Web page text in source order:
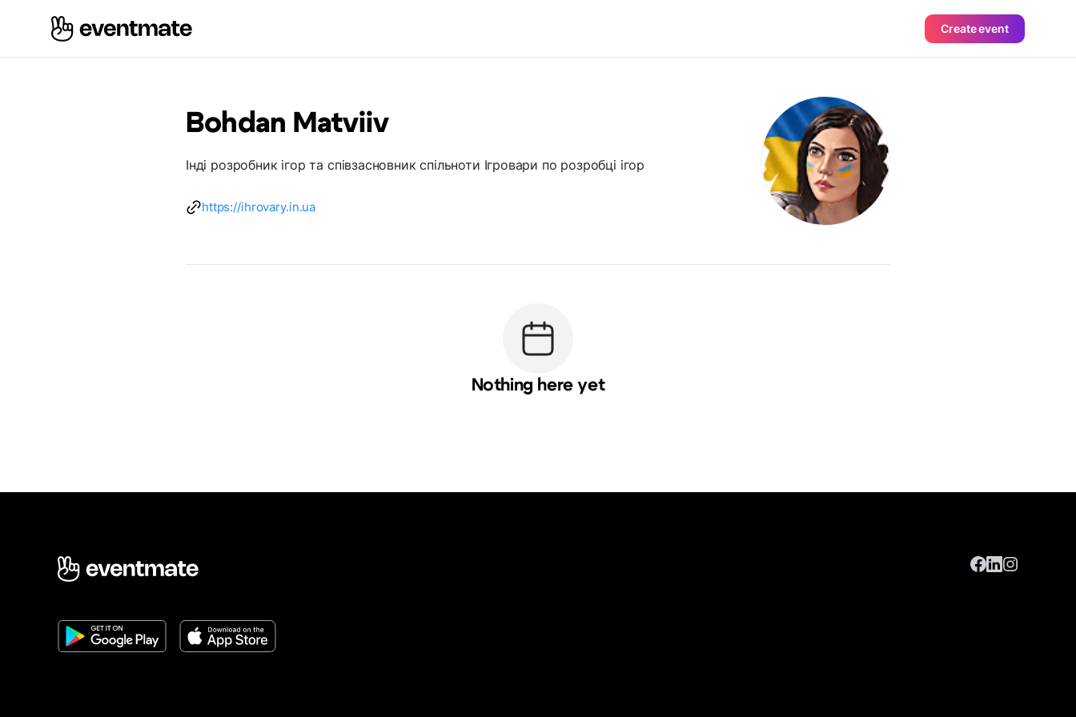
Create event
Bohdan Matviiv
Інді розробник ігор та співзасновник спільноти Ігровари по розробці ігор
https://ihrovary.in.ua
Nothing here yet